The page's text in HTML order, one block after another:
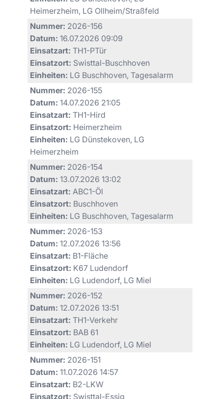
Heimerzheim, LG Ollheim/Straßfeld
Nummer: 2026-156
Datum: 16.07.2026 09:09
Einsatzart: TH1-PTür
Einsatzort: Swisttal-Buschhoven
Einheiten: LG Buschhoven, Tagesalarm
Nummer: 2026-155
Datum: 14.07.2026 21:05
Einsatzart: TH1-Hird
Einsatzort: Heimerzheim
Einheiten: LG Dünstekoven, LG
Heimerzheim
Nummer: 2026-154
Datum: 13.07.2026 13:02
Einsatzart: ABC1-Öl
Einsatzort: Buschhoven
Einheiten: LG Buschhoven, Tagesalarm
Nummer: 2026-153
Datum: 12.07.2026 13:56
Einsatzart: B1-Fläche
Einsatzort: K67 Ludendorf
Einheiten: LG Ludendorf, LG Miel
Nummer: 2026-152
Datum: 12.07.2026 13:51
Einsatzart: TH1-Verkehr
Einsatzort: BAB 61
Einheiten: LG Ludendorf, LG Miel
Nummer: 2026-151
Datum: 11.07.2026 14:57
Einsatzart: B2-LKW
Einsatzort: Swisttal-Essig